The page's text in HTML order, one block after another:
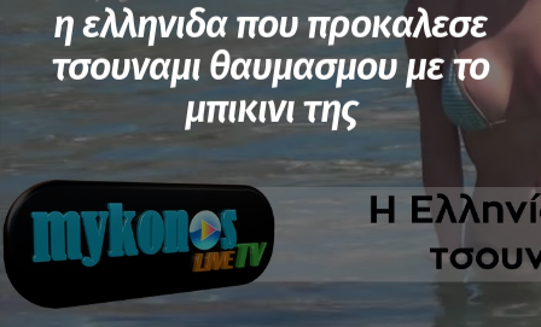
η ελληνιδα που προκαλεσε
τσουναμι θαυμασμου με το
μπικινι της